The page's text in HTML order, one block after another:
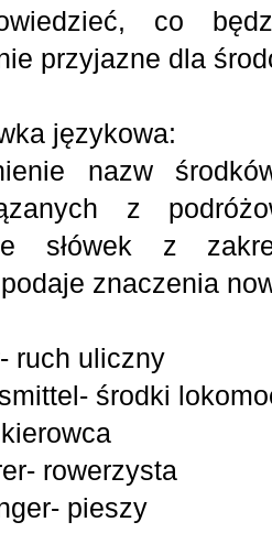
co
przyjazne dla
językowa:
nazw
z
słówek z
znaczenia
ruch uliczny
środki
rowerzysta
pieszy